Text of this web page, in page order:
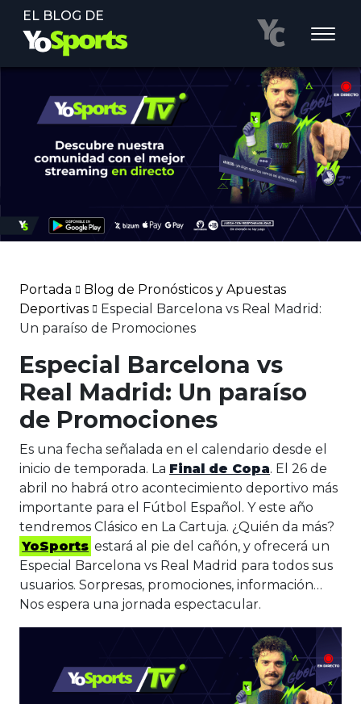
EL BLOG DE
Portada
Blog de Pronósticos y Apuestas
Deportivas
Especial Barcelona vs Real Madrid:
Un paraíso de Promociones
Especial Barcelona vs
Real Madrid: Un paraíso
de Promociones
Es una fecha señalada en el calendario desde el
inicio de temporada. La Final de Copa. El 26 de
abril no habrá otro acontecimiento deportivo más
importante para el Fútbol Español. Y este año
tendremos Clásico en La Cartuja. ¿Quién da más?
YoSports estará al pie del cañón, y ofrecerá un
Especial Barcelona vs Real Madrid para todos sus
usuarios. Sorpresas, promociones, información…
Nos espera una jornada espectacular.